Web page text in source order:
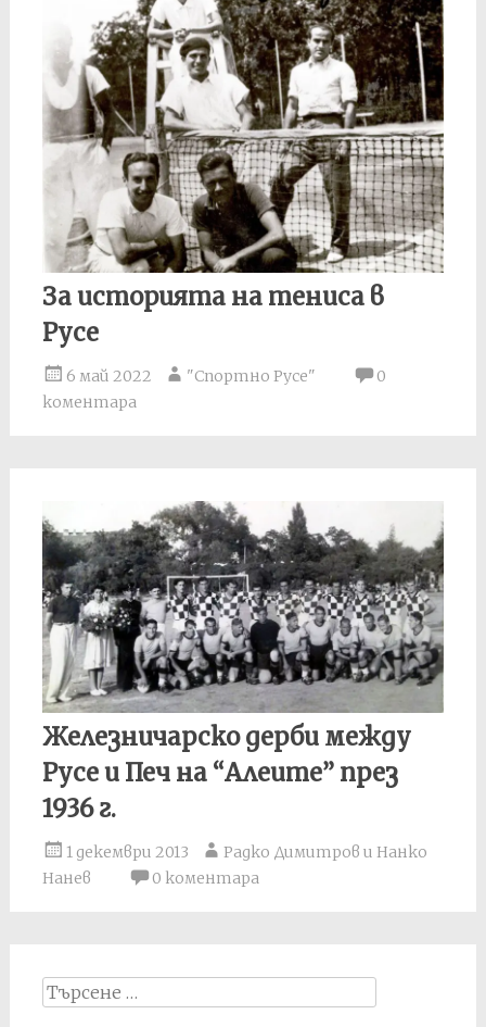
За историята на тениса в
Русе
6 май 2022 "Спортно Русе"
0
коментара
Железничарско дерби между
Русе и Печ на “Алеите” през
1936 г.
1 декември 2013
Радко Димитров и Нанко
Нанев
0 коментара
Search
for: